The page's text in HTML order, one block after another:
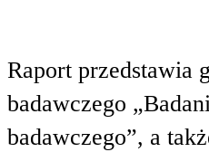
Raport przedstawia
badawczego
badawczego”, a